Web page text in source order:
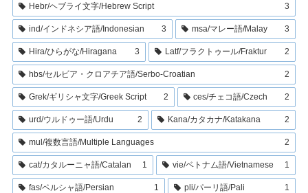
Hebr/ヘブライ文字/Hebrew Script 3
ind/インドネシア語/Indonesian 3 msa/マレー語/Malay 3
Hira/ひらがな/Hiragana 3 Latf/フラクトゥール/Fraktur 2
hbs/セルビア・クロアチア語/Serbo-Croatian 2
Grek/ギリシャ文字/Greek Script 2 ces/チェコ語/Czech 2
urd/ウルドゥー語/Urdu 2 Kana/カタカナ/Katakana 2
mul/複数言語/Multiple Languages 2
cat/カタルーニャ語/Catalan 1 vie/ベトナム語/Vietnamese 1
fas/ペルシャ語/Persian 1 pli/パーリ語/Pali 1